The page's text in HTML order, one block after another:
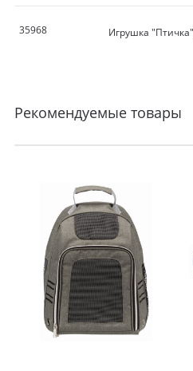
35968 Игрушка
Рекомендуемые товары